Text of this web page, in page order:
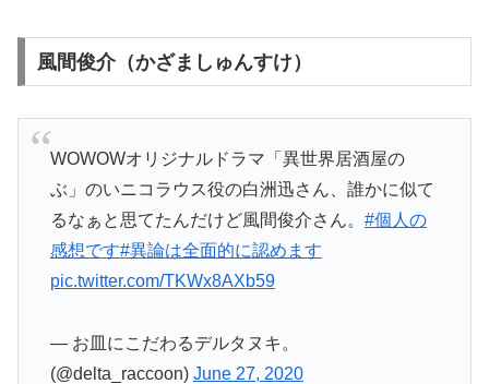
風間俊介（かざましゅんすけ）
WOWOWオリジナルドラマ「異世界居酒屋の
ぶ」のいニコラウス役の白洲迅さん、誰かに似て
るなぁと思てたんだけど風間俊介さん。 #個人の
感想です#異論は全面的に認めます
pic.twitter.com/TKWx8AXb59
— お皿にこだわるデルタヌキ。
(@delta_raccoon) June 27, 2020